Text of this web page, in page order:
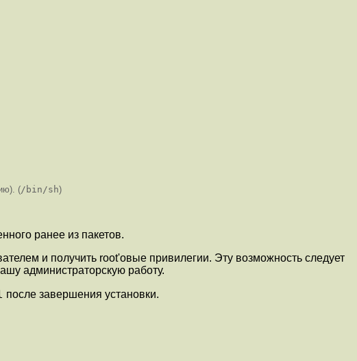
(/bin/sh)
ранее из пакетов.
и получить root'овые привилегии. Эту возможность следует
администраторскую работу.
после завершения установки.